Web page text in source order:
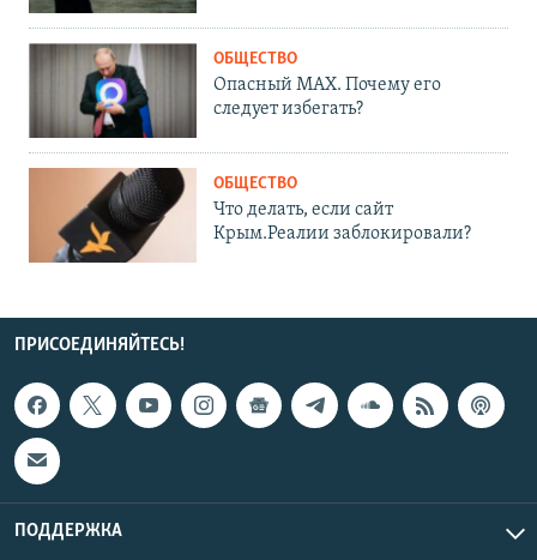
ОБЩЕСТВО
Опасный MAX. Почему его
следует избегать?
ОБЩЕСТВО
Что делать, если сайт
Крым.Реалии заблокировали?
ПРИСОЕДИНЯЙТЕСЬ!
ПОДДЕРЖКА